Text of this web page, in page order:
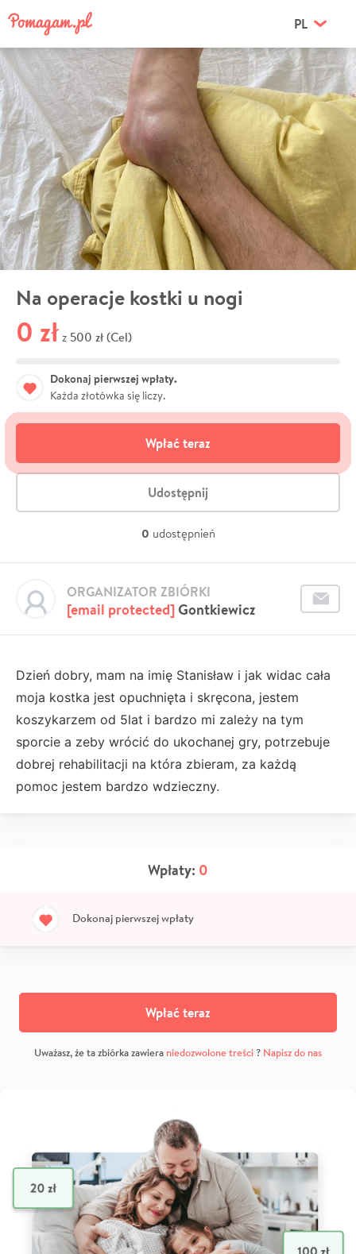
PL
Na operacje kostki u nogi
0 zł z 500 zł (Cel)
Dokonaj pierwszej wpłaty.
Każda złotówka się liczy.
Wpłać teraz
Udostępnij
0 udostępnień
[email protected]Gontkiewicz
ORGANIZATOR ZBIÓRKI
Dzień dobry, mam na imię Stanisław i jak widac cała
moja kostka jest opuchnięta i skręcona, jestem
koszykarzem od 5lat i bardzo mi zależy na tym
sporcie a zeby wrócić do ukochanej gry, potrzebuje
dobrej rehabilitacji na która zbieram, za każdą
pomoc jestem bardzo wdzieczny.
Wpłaty: 0
Dokonaj pierwszej wpłaty
Wpłać teraz
Uważasz, że ta zbiórka zawiera niedozwolone treści? Napisz do nas